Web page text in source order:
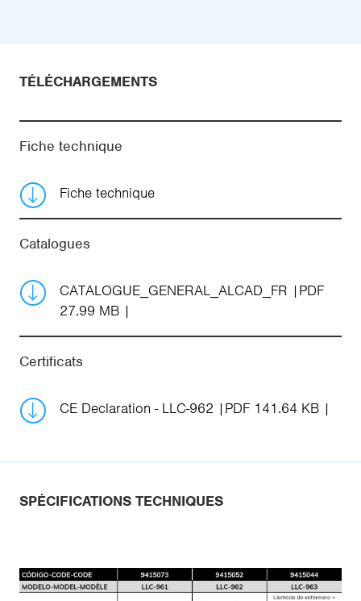
TÉLÉCHARGEMENTS
Fiche technique
Fiche technique
Catalogues
CATALOGUE_GENERAL_ALCAD_FR
PDF
27.99 MB
Certificats
CE Declaration - LLC-962 PDF 141.64 KB
SPÉCIFICATIONS TECHNIQUES